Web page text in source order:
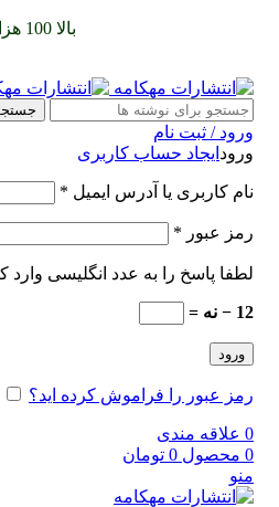
بالا 100 هزار تومان
ورود / ثبت نام
ورود ایجاد حساب کاربری
نام کاربری یا آدرس ایمیل *
رمز عبور *
لطفا پاسخ را به عدد انگلیسی وارد
12 − نه =
ورود
رمز عبور را فراموش کرده اید؟
0 علاقه مندی
0 محصول 0 تومان
منو